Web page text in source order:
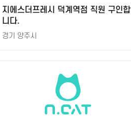
지에스더프레시 덕계역점 직원 구인합
니다.
경기 양주시